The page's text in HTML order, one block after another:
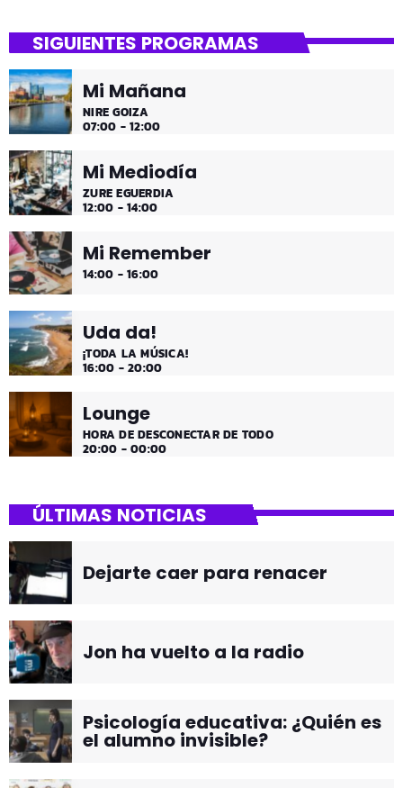
SIGUIENTES PROGRAMAS
Mi Mañana
NIRE GOIZA
07:00 - 12:00
Mi Mediodía
ZURE EGUERDIA
12:00 - 14:00
Mi Remember
14:00 - 16:00
Uda da!
¡TODA LA MÚSICA!
16:00 - 20:00
Lounge
HORA DE DESCONECTAR DE TODO
20:00 - 00:00
ÚLTIMAS NOTICIAS
Dejarte caer para renacer
Jon ha vuelto a la radio
Psicología educativa: ¿Quién es
el alumno invisible?